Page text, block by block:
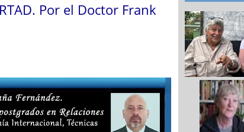
Por el Doctor Frank